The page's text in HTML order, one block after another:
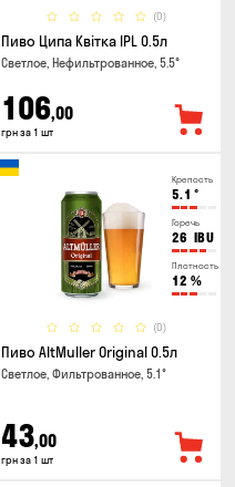
(0)
Пиво Ципа Квітка IPL 0.5л
Светлое, Нефильтрованное, 5.5°
106,00
грн за 1 шт
Крепость
5.1 °
Горечь
26 IBU
Плотность
12 %
(0)
Пиво AltMuller Original 0.5л
Светлое, Фильтрованное, 5.1°
43,00
грн за 1 шт